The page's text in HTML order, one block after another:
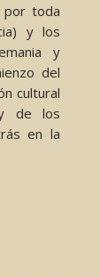
por toda
y los
y
del
cultural
de los
en la